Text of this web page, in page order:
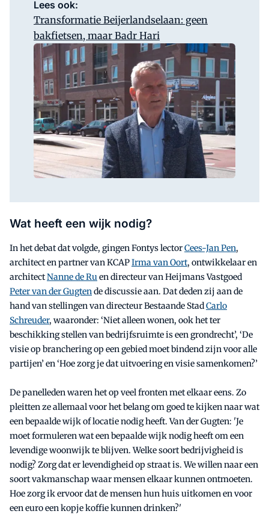
Lees ook:
Transformatie Beijerlandselaan: geen
bakfietsen, maar Badr Hari
Wat heeft een wijk nodig?
In het debat dat volgde, gingen Fontys lectorCees-Jan Pen,
architect en partner van KCAPIrma van Oort, ontwikkelaar en
architectNanne de Ruen directeur van Heijmans Vastgoed
Peter van der Gugtende discussie aan. Dat deden zij aan de
hand van stellingen van directeur Bestaande StadCarlo
Schreuder, waaronder: ‘Niet alleen wonen, ook het ter
beschikking stellen van bedrijfsruimte is een grondrecht’, ‘De
visie op branchering op een gebied moet bindend zijn voor alle
partijen’ en ‘Hoe zorg je dat uitvoering en visie samenkomen?’
De panelleden waren het op veel fronten met elkaar eens. Zo
pleitten ze allemaal voor het belang om goed te kijken naar wat
een bepaalde wijk of locatie nodig heeft. Van der Gugten: 'Je
moet formuleren wat een bepaalde wijk nodig heeft om een
levendige woonwijk te blijven. Welke soort bedrijvigheid is
nodig? Zorg dat er levendigheid op straat is. We willen naar een
soort vakmanschap waar mensen elkaar kunnen ontmoeten.
Hoe zorg ik ervoor dat de mensen hun huis uitkomen en voor
een euro een kopje koffie kunnen drinken?'